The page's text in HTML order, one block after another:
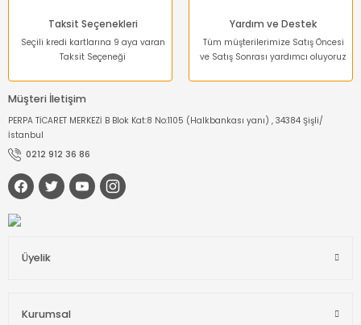
Taksit Seçenekleri
Seçili kredi kartlarına 9 aya varan
Taksit Seçeneği
Yardım ve Destek
Tüm müşterilerimize Satış Öncesi
ve Satış Sonrası yardımcı oluyoruz
Müşteri İletişim
PERPA TİCARET MERKEZİ B Blok Kat:8 No:1105 (Halkbankası yanı) , 34384 Şişli/
İstanbul
0212 912 36 86
Üyelik
Kurumsal